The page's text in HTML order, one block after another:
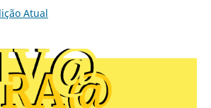
Atual